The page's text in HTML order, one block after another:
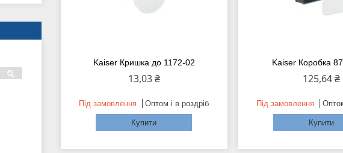
Kaiser Кришка до 1172-02
13,03 ₴
Під замовлення Оптом і в роздріб
Купити
Kaiser Коробка
125,64 ₴
Під замовлення
Купити